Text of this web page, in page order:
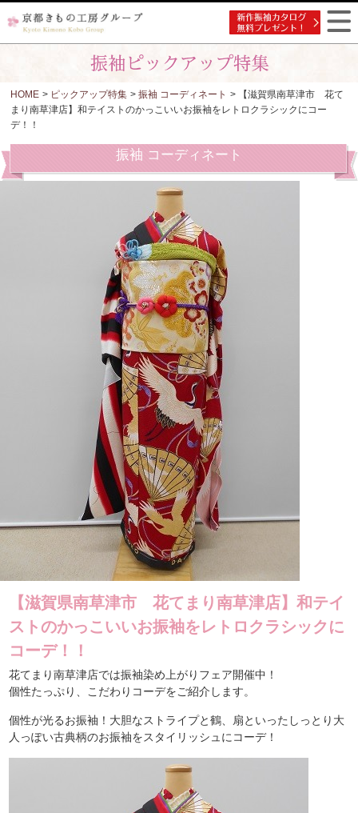
HOME > ピックアップ特集 >振袖 コーディネート > 【滋賀県南草津市 花て
まり南草津店】和テイストのかっこいいお振袖をレトロクラシックにコー
デ！！
振袖 コーディネート
【滋賀県南草津市 花てまり南草津店】和テイ
ストのかっこいいお振袖をレトロクラシックに
コーデ！！
花てまり南草津店では振袖染め上がりフェア開催中！
個性たっぷり、こだわりコーデをご紹介します。
個性が光るお振袖！大胆なストライプと鶴、扇といったしっとり大
人っぽい古典柄のお振袖をスタイリッシュにコーデ！